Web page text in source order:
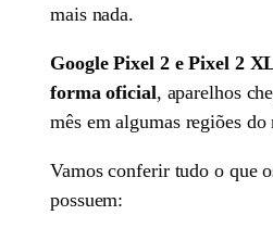
mais nada.
Google Pixel 2 e Pixel 2
forma oficial, aparelhos
mês em algumas regiões do
Vamos conferir tudo o que
possuem: